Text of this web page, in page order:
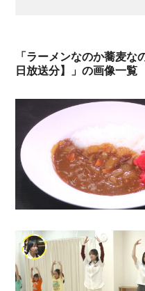
「ラーメンなのか蕎麦
日放送分】」の画像一覧